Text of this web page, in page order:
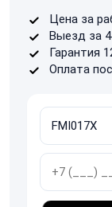
Цена за
Выезд за
Гарантия
Оплата